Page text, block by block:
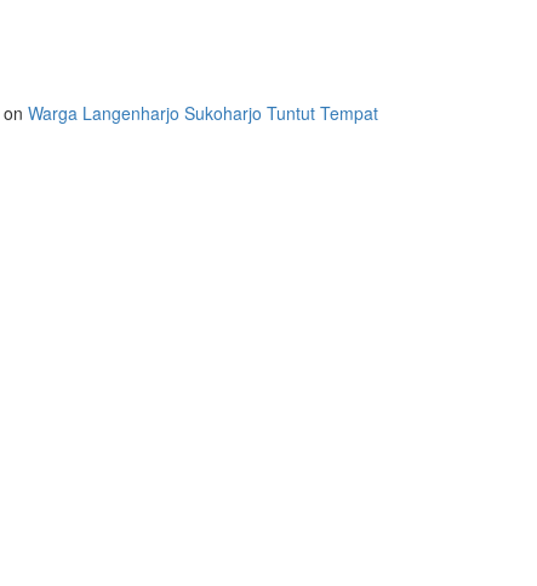
on Warga Langenharjo Sukoharjo Tuntut Tempat